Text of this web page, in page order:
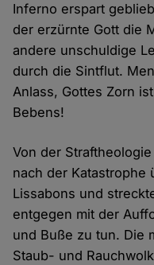
Inferno erspart
der erzürnte Gott die
andere unschuldige
durch die Sintflut.
Anlass, Gottes Zorn
Bebens!
Von der
nach der Katastrophe
Lissabons und
entgegen mit der
und Buße zu tun. Die
Staub- und